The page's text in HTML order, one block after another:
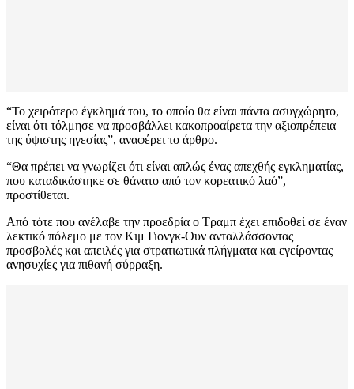
“Το χειρότερο έγκλημά του, το οποίο θα είναι πάντα ασυγχώρητο,
είναι ότι τόλμησε να προσβάλλει κακοπροαίρετα την αξιοπρέπεια
της ύψιστης ηγεσίας”, αναφέρει το άρθρο.
“Θα πρέπει να γνωρίζει ότι είναι απλώς ένας απεχθής εγκληματίας,
που καταδικάστηκε σε θάνατο από τον κορεατικό λαό”,
προστίθεται.
Από τότε που ανέλαβε την προεδρία ο Τραμπ έχει επιδοθεί σε έναν
λεκτικό πόλεμο με τον Κιμ Γιονγκ-Ουν ανταλλάσσοντας
προσβολές και απειλές για στρατιωτικά πλήγματα και εγείροντας
ανησυχίες για πιθανή σύρραξη.